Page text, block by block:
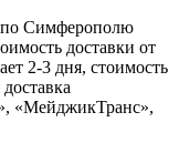
по Симферополю
доставки от
2-3 дня, стоимость
«МейджикТранс»,